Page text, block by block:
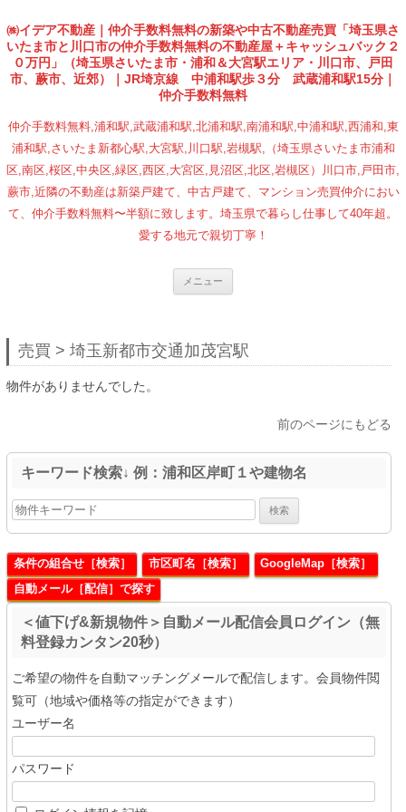
㈱イデア不動産｜仲介手数料無料の新築や中古不動産売買「埼玉県さ
いたま市と川口市の仲介手数料無料の不動産屋＋キャッシュバック２
０万円」（埼玉県さいたま市・浦和＆大宮駅エリア・川口市、戸田
市、蕨市、近郊）｜JR埼京線 中浦和駅歩３分 武蔵浦和駅15分｜
仲介手数料無料
仲介手数料無料,浦和駅,武蔵浦和駅,北浦和駅,南浦和駅,中浦和駅,西浦和,東
浦和駅,さいたま新都心駅,大宮駅,川口駅,岩槻駅,（埼玉県さいたま市浦和
区,南区,桜区,中央区,緑区,西区,大宮区,見沼区,北区,岩槻区）川口市,戸田市,
蕨市,近隣の不動産は新築戸建て、中古戸建て、マンション売買仲介におい
て、仲介手数料無料〜半額に致します。埼玉県で暮らし仕事して40年超。
愛する地元で親切丁寧！
メニュー
売買 > 埼玉新都市交通加茂宮駅
物件がありませんでした。
前のページにもどる
キーワード検索↓ 例：浦和区岸町１や建物名
条件の組合せ［検索］ 市区町名［検索］
GoogleMap［検索］
自動メール［配信］で探す
＜値下げ&新規物件＞自動メール配信会員ログイン（無
料登録カンタン20秒）
ご希望の物件を自動マッチングメールで配信します。会員物件閲
覧可（地域や価格等の指定ができます）
ユーザー名
パスワード